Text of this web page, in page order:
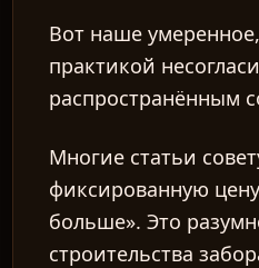
Вот наше
практикой
распространённым
Многие статьи
фиксированную
больше». Это
строительства